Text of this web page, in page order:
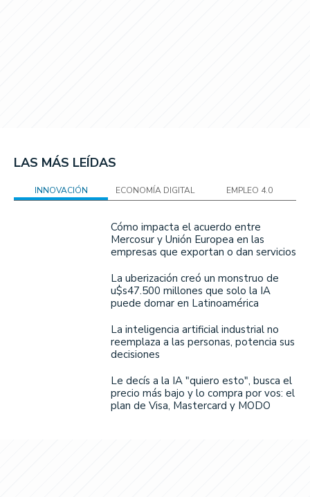
LAS MÁS LEÍDAS
INNOVACIÓN ECONOMÍA DIGITAL EMPLEO 4.0
Cómo impacta el acuerdo entre
Mercosur y Unión Europea en las
empresas que exportan o dan servicios
La uberización creó un monstruo de
u$s47.500 millones que solo la IA
puede domar en Latinoamérica
La inteligencia artificial industrial no
reemplaza a las personas, potencia sus
decisiones
Le decís a la IA "quiero esto", busca el
precio más bajo y lo compra por vos: el
plan de Visa, Mastercard y MODO